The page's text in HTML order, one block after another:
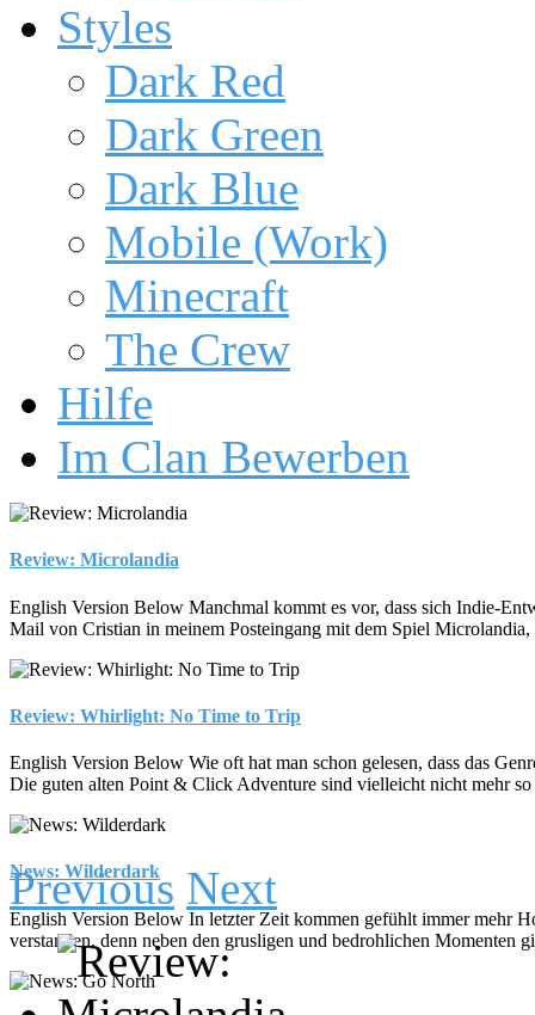
Styles
Dark Red
Dark Green
Dark Blue
Mobile (Work)
Minecraft
The Crew
Hilfe
Im Clan Bewerben
Review: Microlandia
English Version Below Manchmal kommt es vor, dass sich Indie-
Mail von Cristian in meinem Posteingang mit dem Spiel
Review: Whirlight: No Time to Trip
English Version Below Wie oft hat man schon gelesen, dass das
Die guten alten Point & Click Adventure sind vielleicht nicht mehr so
News: Wilderdark
English Version Below In letzter Zeit kommen gefühlt immer mehr
verstanden, denn neben den grusligen und bedrohlichen Momenten
Previous Next